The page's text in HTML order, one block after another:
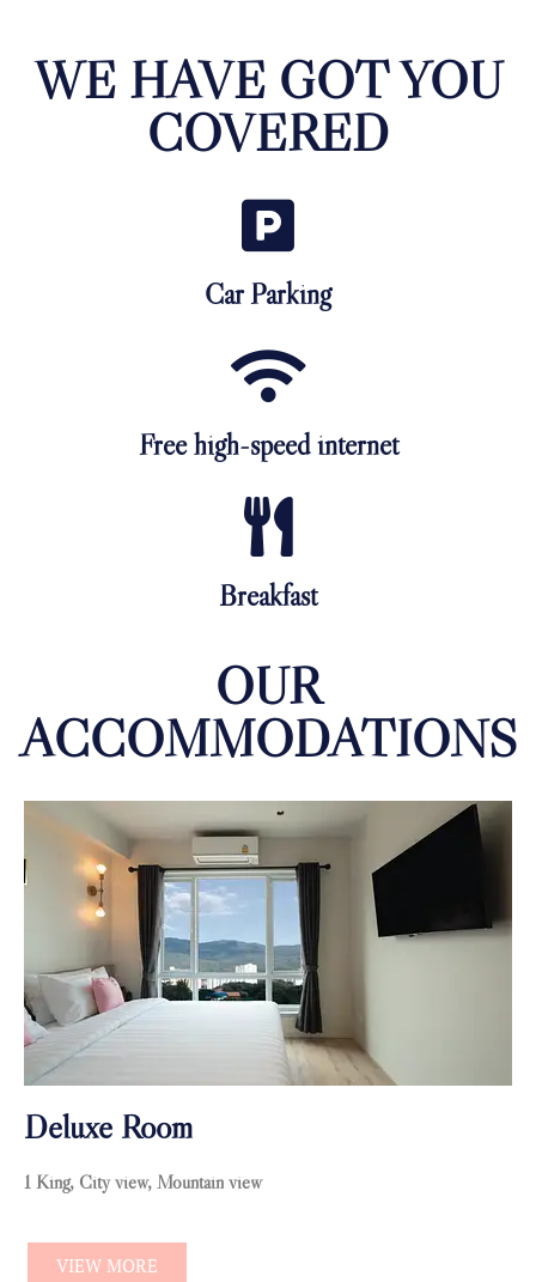
WE HAVE GOT YOU
COVERED
Car Parking
Free high-speed internet
Breakfast
OUR
ACCOMMODATIONS
Deluxe Room
1 King, City view, Mountain view
VIEW MORE